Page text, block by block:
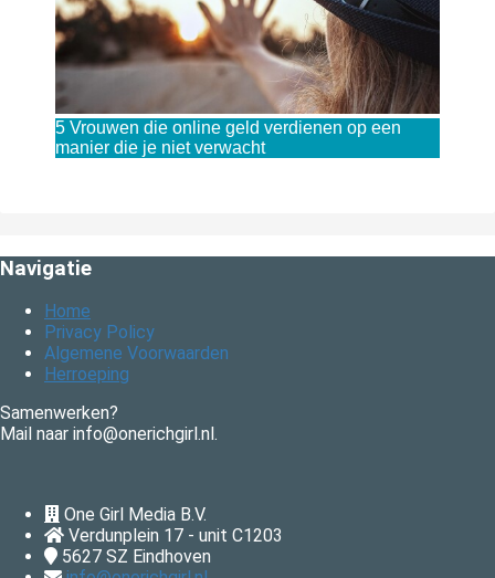
5 Vrouwen die online geld verdienen op een
manier die je niet verwacht
Navigatie
Home
Privacy Policy
Algemene Voorwaarden
Herroeping
Samenwerken?
Mail naar info@onerichgirl.nl.
One Girl Media B.V.
Verdunplein 17 - unit C1203
5627 SZ Eindhoven